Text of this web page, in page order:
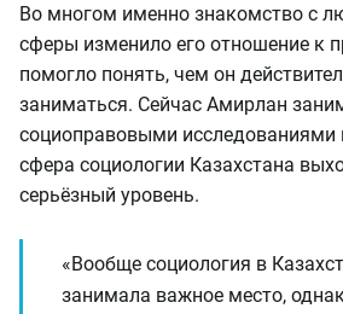
Во многом именно знакомство с
сферы изменило его отношение к
помогло понять, чем он
заниматься. Сейчас Амирлан
социоправовыми исследованиями
сфера социологии Казахстана
серьёзный уровень.
«Вообще социология в
занимала важное место,